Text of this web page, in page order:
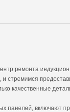
ремонта
качественные
панелей, включают